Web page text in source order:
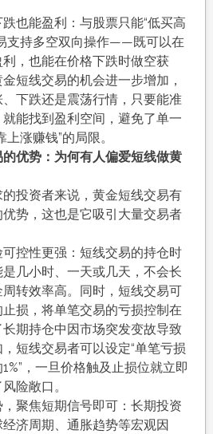
也能盈利：与股票只能“低买高
支持多空双向操作——既可以在
，也能在价格下跌时做空获
短线交易的机会进一步增加，
下跌还是震荡行情，只要能准
能找到盈利空间，避免了单一
涨赚钱”的局限。
优势：为何有人偏爱短线做黄
投资者来说，黄金短线交易有
势，这也是它吸引大量交易者
控性更强：短线交易的持仓时
几小时、一天或几天，不会长
转效率高。同时，短线交易可
损，将单笔交易的亏损控制在
期持仓中因市场突发变故导致
短线交易者可以设定“单笔亏损
，一旦价格触及止损位就立即
险敞口。
聚焦短期信号即可：长期投资
济周期、通胀趋势等宏观因